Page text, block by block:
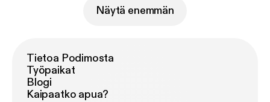
Näytä enemmän
Tietoa Podimosta
Työpaikat
Blogi
Kaipaatko apua?